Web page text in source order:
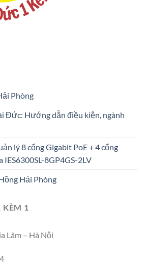
Phòng
Đức: Hướng dẫn điều kiện, ngành
lý 8 cổng Gigabit PoE + 4 cổng
IES6300SL-8GP4GS-2LV
Hải Phòng
KÈM 1
Lâm – Hà Nội